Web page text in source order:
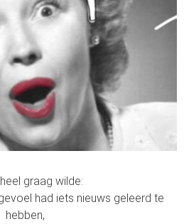
graag wilde:
had iets nieuws geleerd te
hebben,